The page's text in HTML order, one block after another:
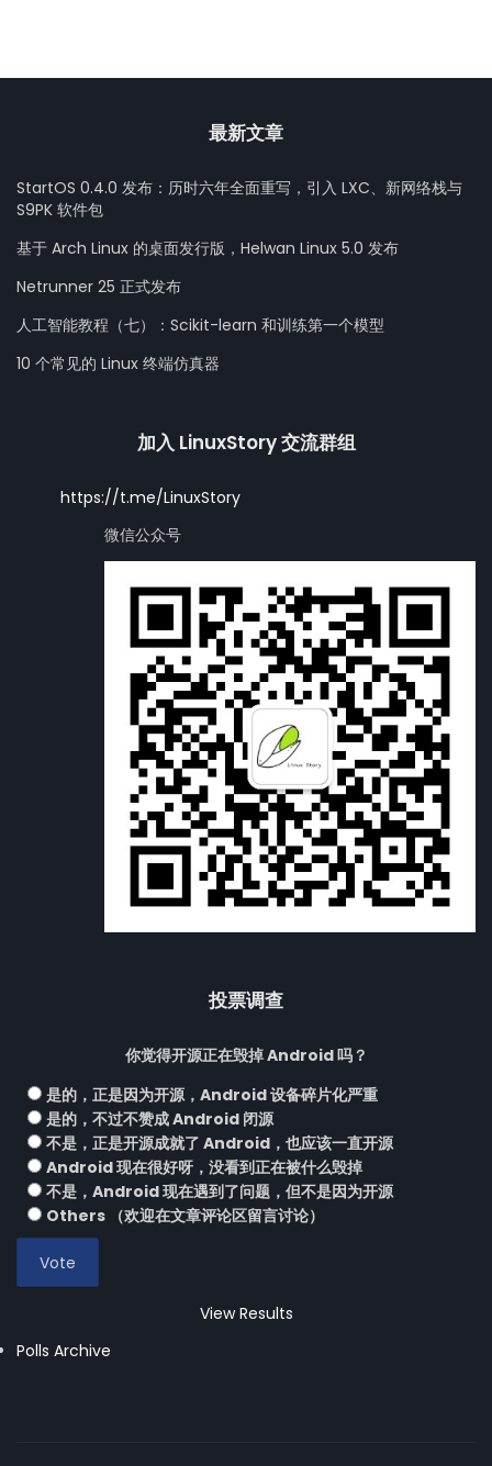
最新文章
StartOS 0.4.0 发布：历时六年全面重写，引入 LXC、新网络栈与
S9PK 软件包
基于 Arch Linux 的桌面发行版，Helwan Linux 5.0 发布
Netrunner 25 正式发布
人工智能教程（七）：Scikit-learn 和训练第一个模型
10 个常见的 Linux 终端仿真器
加入 LinuxStory 交流群组
https://t.me/LinuxStory
微信公众号
投票调查
你觉得开源正在毁掉 Android 吗？
是的，正是因为开源，Android 设备碎片化严重
是的，不过不赞成 Android 闭源
不是，正是开源成就了 Android，也应该一直开源
Android 现在很好呀，没看到正在被什么毁掉
不是，Android 现在遇到了问题，但不是因为开源
Others （欢迎在文章评论区留言讨论）
View Results
Polls Archive